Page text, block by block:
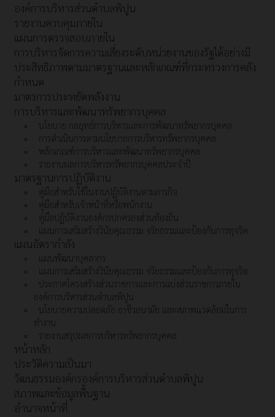
องค์การบริหารส่วนตำบลพิปูน
รายงานควบคุมภายใน
แผนการตรวจสอบภายใน
การบริหารจัดการความเสี่ยงระดับหน่วยงานของรัฐได้อย่างมี
ประสิทธิภาพตามมาตรฐานและหลักเกณฑ์ที่กระทรวงการคลัง
กำหนด
มาตรการประหยัดพลังงาน
การบริหารและพัฒนาทรัพยากรบุคคล
นโยบาย กลยุทธ์การบริหารและการพัฒนาทรัพยากรบุคคล
การดำเนินการตามนโยบายการบริหารทรัพยากรบุคคล
หลักเกณฑ์การบริหารและพัฒนาทรัพยากรบุคคล
รายงานผลการบริหารทรัพยากรบุคคลประจำปี
มาตรฐานการปฏิบัติงาน
คู่มือสำหรับใช้ในงานปฏิบัติงานตามภารกิจ
คู่มือสำหรับเจ้าหน้าที่หรือพนักงาน
คู่มือปฏิบัติงานองค์กรปกครองส่วนท้องถิ่น
แผนการเสริมสร้างวินัยคุณธรรม จริยธรรมและป้องกันการทุจริต
แผนอัตรากำลัง
แผนพัฒนาบุคลากร
แผนการเสริมสร้างวินัยคุณธรรม จริยธรรมและป้องกันการทุจริต
ประกาศโครงสร้างส่วนราชการและการแบ่งส่วนราชการภายใน
องค์การบริหารส่วนตำบลพิปูน
นโยบายความปลอดภัย อาชีวอนามัย และสภาพแวดล้อมในการ
ทำงาน
รายงานสรุปผลการบริหารทรัพยากรบุคคล
หน้าหลัก
ประวัติความเป็นมา
วัฒนธรรมองค์กรองค์การบริหารส่วนตำบลพิปูน
สภาพและข้อมูลพื้นฐาน
อำนาจหน้าที่